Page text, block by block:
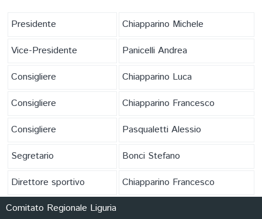
Presidente
Chiapparino Michele
Vice-Presidente
Panicelli Andrea
Consigliere
Chiapparino Luca
Consigliere
Chiapparino Francesco
Consigliere
Pasqualetti Alessio
Segretario
Bonci Stefano
Direttore sportivo
Chiapparino Francesco
Comitato Regionale Liguria